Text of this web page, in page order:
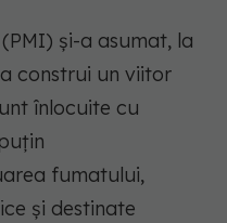
și-a asumat, la
construi un viitor
înlocuite cu
fumatului,
și destinate